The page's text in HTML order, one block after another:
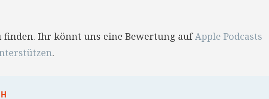
finden. Ihr könnt uns eine Bewertung aufApple Podcasts
.